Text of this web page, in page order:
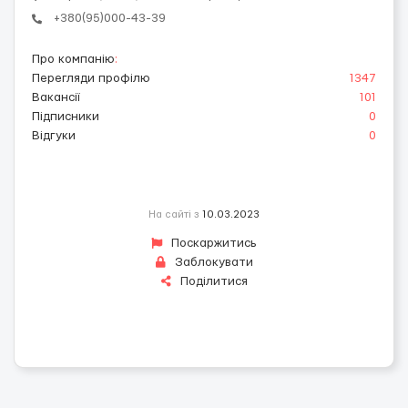
+380(95)000-43-39
Про компанію:
Перегляди профілю
1347
Вакансії
101
Підписники
0
Відгуки
0
На сайті з 10.03.2023
Поскаржитись
Заблокувати
Поділитися